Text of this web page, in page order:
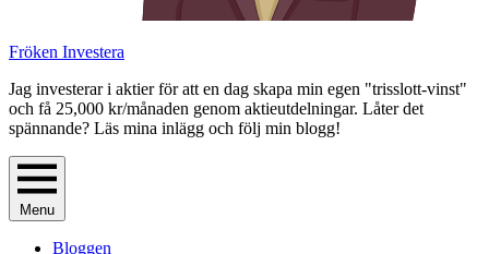
Fröken Investera
Jag investerar i aktier för att en dag skapa min egen "trisslott-vinst"
och få 25,000 kr/månaden genom aktieutdelningar. Låter det
spännande? Läs mina inlägg och följ min blogg!
Menu
Bloggen